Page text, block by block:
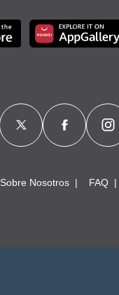
Sobre Nosotros FAQ